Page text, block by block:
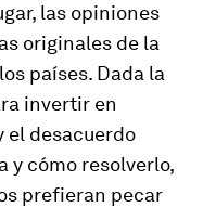
las opiniones
originales de la
países. Dada la
invertir en
el desacuerdo
y cómo resolverlo,
prefieran pecar